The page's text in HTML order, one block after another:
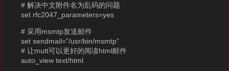
# 解决中文附件名为乱码的问题
set rfc2047_parameters=yes
# 采用msmtp发送邮件
set sendmail=”/usr/bin/msmtp”
# 让mutt可以更好的阅读html邮件
auto_view text/html